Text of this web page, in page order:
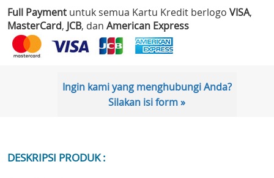
Full Payment untuk semua Kartu Kredit berlogo VISA,
MasterCard, JCB, dan American Express
Ingin kami yang menghubungi Anda?
Silakan isi form »
DESKRIPSI PRODUK :